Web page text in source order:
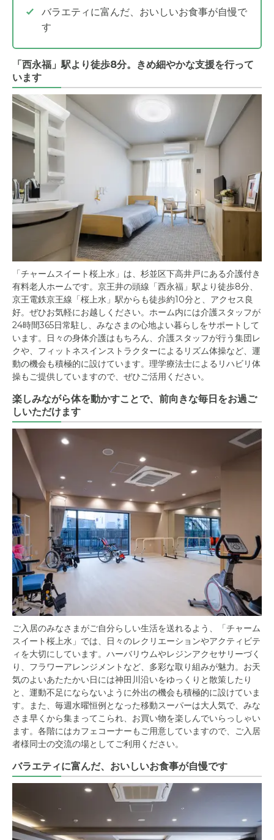
バラエティに富んだ、おいしいお食事が自慢で
す
「西永福」駅より徒歩8分。きめ細やかな支援を行って
います
「チャームスイート桜上水」は、杉並区下高井戸にある介護付き
有料老人ホームです。京王井の頭線「西永福」駅より徒歩8分、
京王電鉄京王線「桜上水」駅からも徒歩約10分と、アクセス良
好。ぜひお気軽にお越しください。ホーム内には介護スタッフが
24時間365日常駐し、みなさまの心地よい暮らしをサポートして
います。日々の身体介護はもちろん、介護スタッフが行う集団レ
クや、フィットネスインストラクターによるリズム体操など、運
動の機会も積極的に設けています。理学療法士によるリハビリ体
操もご提供していますので、ぜひご活用ください。
楽しみながら体を動かすことで、前向きな毎日をお過ご
しいただけます
ご入居のみなさまがご自分らしい生活を送れるよう、「チャーム
スイート桜上水」では、日々のレクリエーションやアクティビテ
ィを大切にしています。ハーバリウムやレジンアクセサリーづく
り、フラワーアレンジメントなど、多彩な取り組みが魅力。お天
気のよいあたたかい日には神田川沿いをゆっくりと散策したり
と、運動不足にならないように外出の機会も積極的に設けていま
す。また、毎週水曜恒例となった移動スーパーは大人気で、みな
さま早くから集まってこられ、お買い物を楽しんでいらっしゃい
ます。各階にはカフェコーナーもご用意していますので、ご入居
者様同士の交流の場としてご利用ください。
バラエティに富んだ、おいしいお食事が自慢です